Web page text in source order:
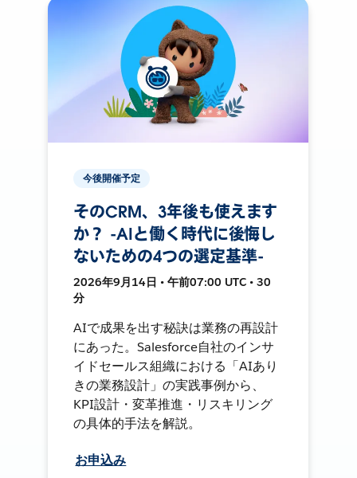
今後開催予定
そのCRM、3年後も使えます
か？ -AIと働く時代に後悔し
ないための4つの選定基準-
2026年9月14日 • 午前07:00 UTC • 30
分
AIで成果を出す秘訣は業務の再設計
にあった。Salesforce自社のインサ
イドセールス組織における「AIあり
きの業務設計」の実践事例から、
KPI設計・変革推進・リスキリング
の具体的手法を解説。
お申込み